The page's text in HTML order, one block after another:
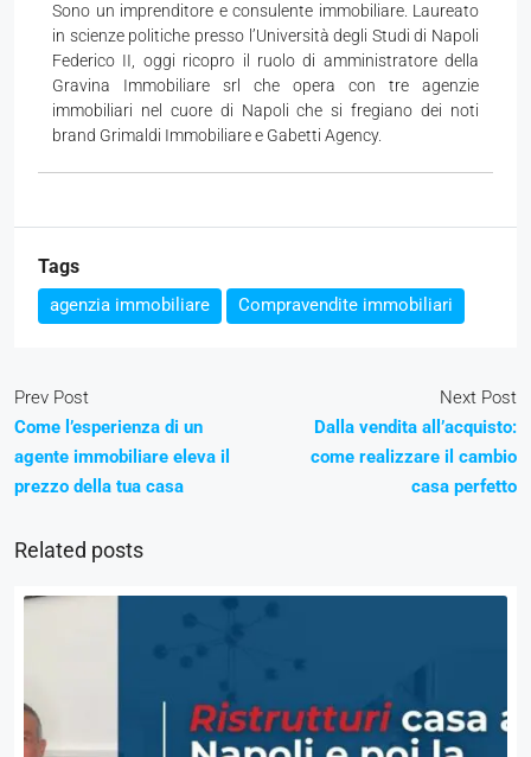
Sono un imprenditore e consulente immobiliare. Laureato
in scienze politiche presso l’Università degli Studi di Napoli
Federico II, oggi ricopro il ruolo di amministratore della
Gravina Immobiliare srl che opera con tre agenzie
immobiliari nel cuore di Napoli che si fregiano dei noti
brand Grimaldi Immobiliare e Gabetti Agency.
Tags
agenzia immobiliare Compravendite immobiliari
Prev Post
Come l’esperienza di un
agente immobiliare eleva il
prezzo della tua casa
Next Post
Dalla vendita all’acquisto:
come realizzare il cambio
casa perfetto
Related posts